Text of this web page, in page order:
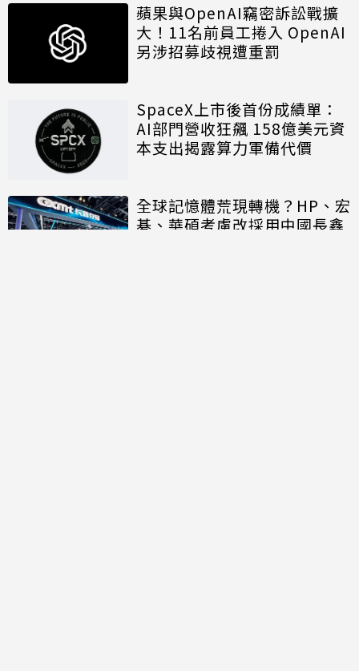
蘋果與OpenAI竊密訴訟戰擴
大！11名前員工捲入 OpenAI
另涉招募歧視遭重罰
SpaceX上市後首份成績單：
AI部門營收狂飆 158億美元資
本支出揭露算力軍備代價
全球記憶體荒現轉機？HP、宏
碁、華碩考慮改採用中國長鑫